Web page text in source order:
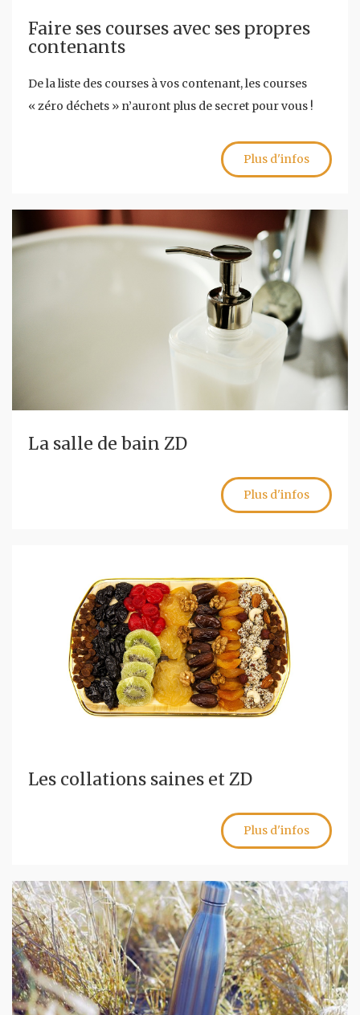
Faire ses courses avec ses propres
contenants
De la liste des courses à vos contenant, les courses
« zéro déchets » n’auront plus de secret pour vous !
Plus d'infos
La salle de bain ZD
Plus d'infos
Les collations saines et ZD
Plus d'infos